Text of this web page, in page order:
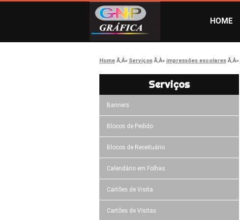
HOME
Home Serviços impressões escolares
Serviços
Banners
Blocos de Pedido
Blocos de Receituário
Calendário em Folhas
Cartões de Visita
Cartões de Visitas